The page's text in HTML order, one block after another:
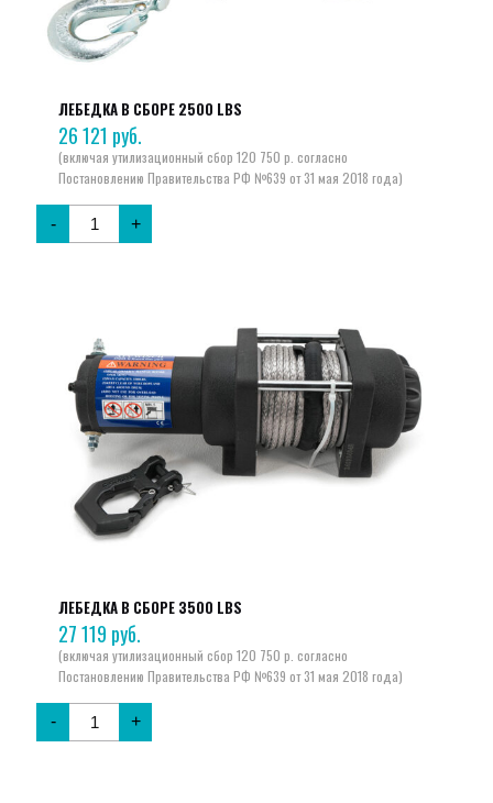
ЛЕБЕДКА В СБОРЕ 2500 LBS
26 121 руб.
- +
ЛЕБЕДКА В СБОРЕ 3500 LBS
27 119 руб.
- +